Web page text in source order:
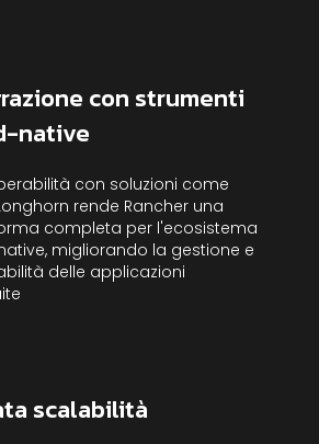
con strumenti
native
con soluzioni come
rende Rancher una
completa per l'ecosistema
migliorando la gestione e
delle applicazioni
scalabilità